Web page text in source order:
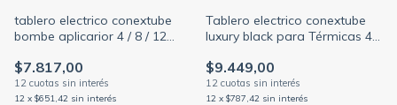
tablero electrico conextube
bombe aplicarior 4 / 8 / 12
$7.817,00
12 x $651,42 sin interés
Tablero electrico conextube
luxury black para Térmicas 4 /
$9.449,00
12 x $787,42 sin interés